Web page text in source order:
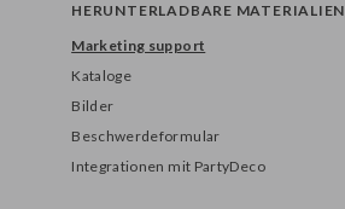
HERUNTERLADBARE MATERIALIEN
Marketing support
Kataloge
Bilder
Beschwerdeformular
Integrationen mit PartyDeco